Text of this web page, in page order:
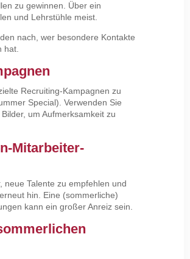
zu gewinnen. Über ein
und Lehrstühle meist.
nach, wer besondere Kontakte
hat.
Recruiting-Kampagnen zu
Special). Verwenden Sie
um Aufmerksamkeit zu
Mitarbeiter-
neue Talente zu empfehlen und
hin. Eine (sommerliche)
kann ein großer Anreiz sein.